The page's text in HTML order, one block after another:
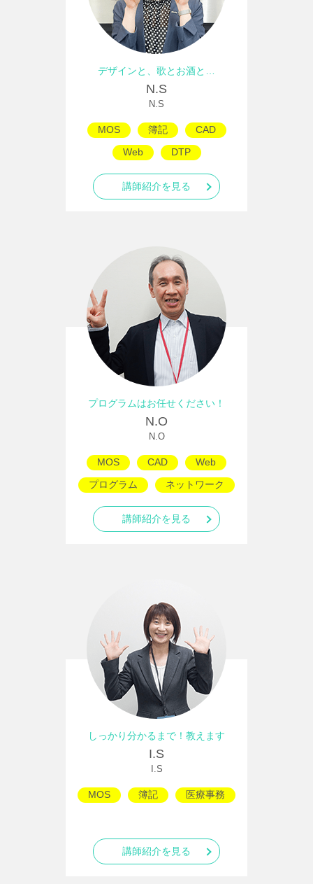
デザインと、歌とお酒と…
N.S
N.S
MOS 簿記 CAD
Web DTP
講師紹介を見る
プログラムはお任せください！
N.O
N.O
MOS CAD Web
プログラム ネットワーク
講師紹介を見る
しっかり分かるまで！教えます
I.S
I.S
MOS 簿記 医療事務
講師紹介を見る